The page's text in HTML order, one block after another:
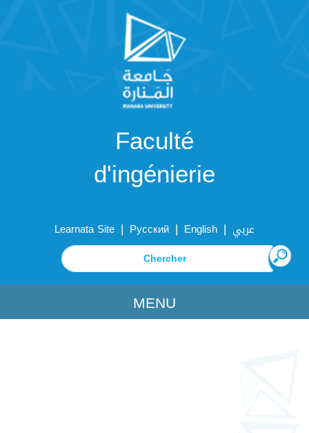
Faculté
d'ingénierie
Learnata Site | Русский | English | عربي
MENU